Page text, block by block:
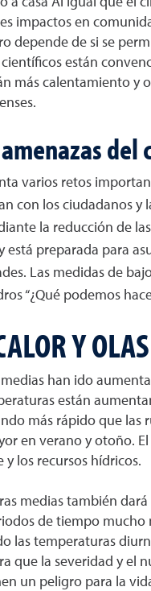
impactos en
depende de si se
están
más calentamiento
varios retos
con los ciudadanos
la reducción de
preparada para
Las medidas de
“¿Qué podemos
Y
han ido
están
más rápido que las
en verano y otoño.
los recursos hídricos.
medias también
de tiempo
las temperaturas
que la severidad y
un peligro para la